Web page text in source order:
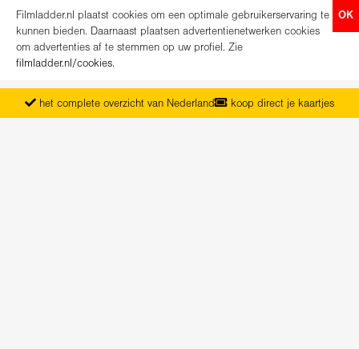
OK
Filmladder.nl plaatst cookies om een optimale gebruikerservaring te
kunnen bieden. Daarnaast plaatsen advertentienetwerken cookies
om advertenties af te stemmen op uw profiel. Zie
filmladder.nl/cookies.
het complete overzicht van Nederland
koop direct je kaartjes
vanaf maandag het nieuwe programma